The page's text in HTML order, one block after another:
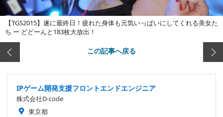
【TGS2015】遂に最終日！疲れた身体も元気いっぱいにしてくれる美女た
ち ー どどーんと183枚大放出！
この記事へ戻る
IPゲーム開発支援フロントエンドエンジニア
株式会社D-code
東京都